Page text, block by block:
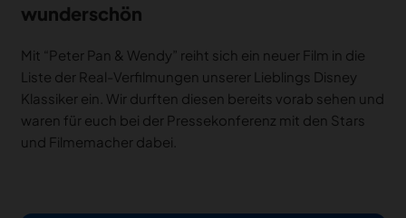
wunderschön
Mit “Peter Pan & Wendy” reiht sich ein neuer Film in die
Liste der Real-Verfilmungen unserer Lieblings Disney
Klassiker ein. Wir durften diesen bereits vorab sehen und
waren für euch bei der Pressekonferenz mit den Stars
und Filmemacher dabei.